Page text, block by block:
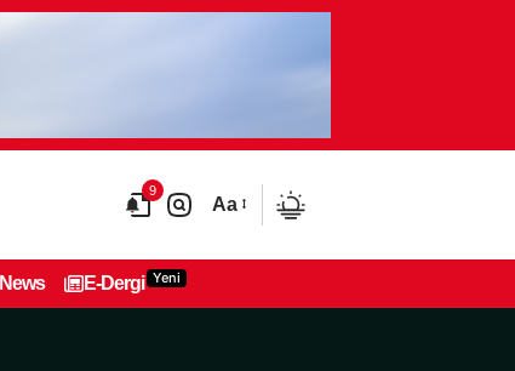
9
Aa
News E-Dergi Yeni